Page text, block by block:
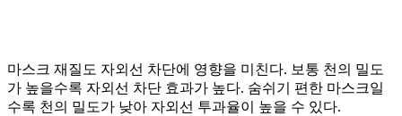
마스크 재질도 자외선 차단에 영향을 미친다. 보통 천의 밀도
가 높을수록 자외선 차단 효과가 높다. 숨쉬기 편한 마스크일
수록 천의 밀도가 낮아 자외선 투과율이 높을 수 있다.